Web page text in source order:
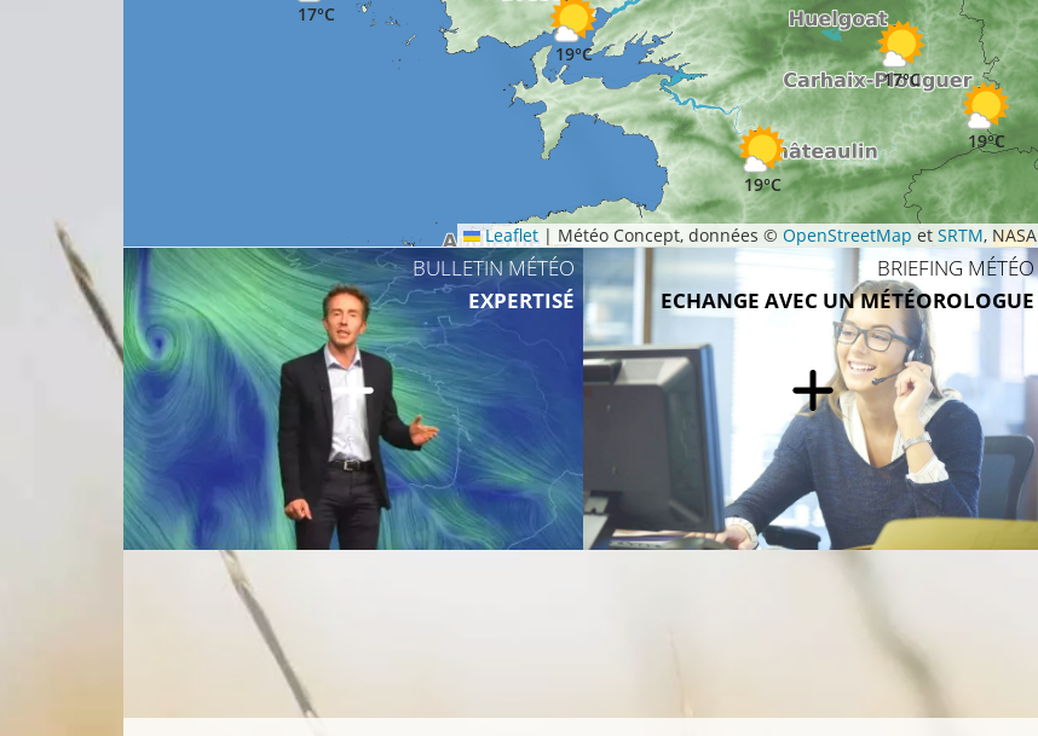
21°C
19°C
19°C
19°C
21°C
17°C
17°C
Leaflet | Météo Concept, données © OpenStreetMap et SRTM, NASA
BULLETIN MÉTÉO
EXPERTISÉ
BRIEFING MÉTÉO
ECHANGE AVEC UN MÉTÉOROLOGUE